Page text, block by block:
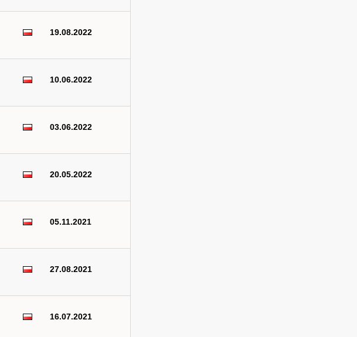
19.08.2022
10.06.2022
03.06.2022
20.05.2022
05.11.2021
27.08.2021
16.07.2021